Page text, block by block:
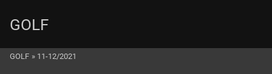
GOLF
GOLF » 11-12/2021